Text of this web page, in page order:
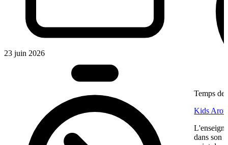
23 juin 2026
Temps de
Kids
dans son